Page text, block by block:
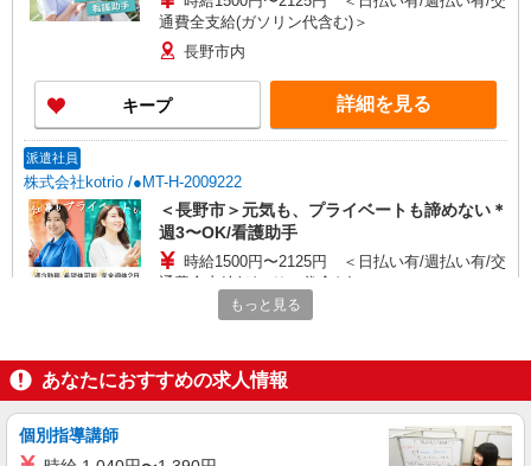
通費全支給(ガソリン代含む)＞
長野市内
キープ 詳細を見る
派遣社員
株式会社kotrio /●MT-H-2009222
＜長野市＞元気も、プライベートも諦めない＊
週3〜OK/看護助手
時給1500円〜2125円 ＜日払い有/週払い有/交
通費全支給(ガソリン代含む)＞
キープ 詳細を見る
派遣社員
株式会社kotrio /●MT-H-2021377
もっと見る
あなたにおすすめの求人情報
個別指導講師